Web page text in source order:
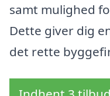
samt mulighed
Dette giver dig
det rette